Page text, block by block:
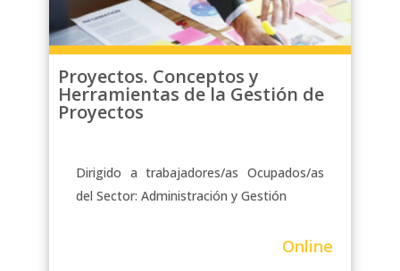
acceso a la plataforma y podrán ver
las clases cuando tengan tiempo, por
la mañana, por la noche o los fines de
semana. Además, tendrán un foro
donde resolver todas sus dudas y
tutorías con el docente.
Proyectos. Conceptos y
Herramientas de la Gestión de
Proyectos
Dirigido a trabajadores/as Ocupados/as
del Sector: Administración y Gestión
Online